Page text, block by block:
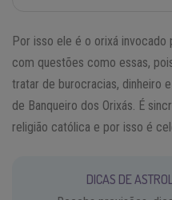
Por isso ele é o orixá
com questões como essas,
tratar de burocracias, dinheiro
de Banqueiro dos Orixás. É
religião católica e por isso é
DICAS DE